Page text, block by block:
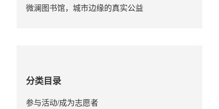
微澜图书馆，城市边缘的真实公益
分类目录
参与活动/成为志愿者